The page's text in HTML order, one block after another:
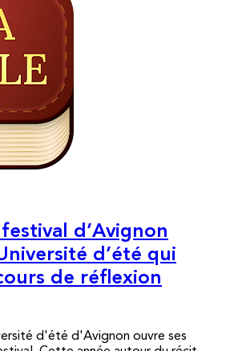
d’Avignon
d’été qui
de réflexion
d'été d'Avignon ouvre ses